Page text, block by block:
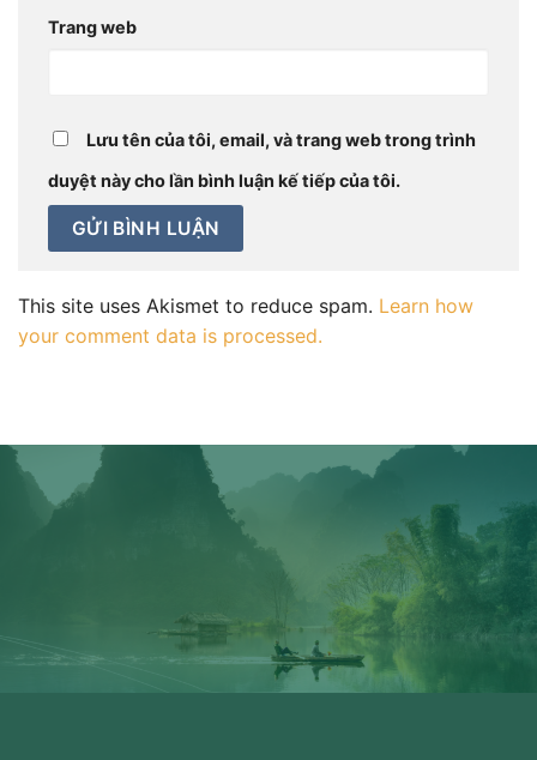
Trang web
Lưu tên của tôi, email, và trang web trong trình
duyệt này cho lần bình luận kế tiếp của tôi.
This site uses Akismet to reduce spam. Learn how
your comment data is processed.